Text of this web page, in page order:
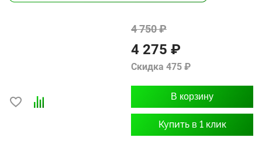
4 750 ₽
4 275 ₽
Скидка 475 ₽
В корзину
Купить в 1 клик